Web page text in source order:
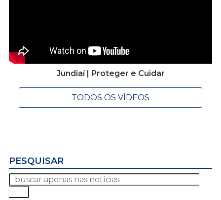
Jundiaí | Proteger e Cuidar
TODOS OS VÍDEOS
PESQUISAR